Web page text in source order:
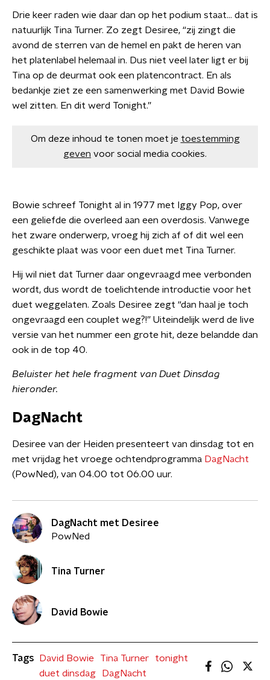
Drie keer raden wie daar dan op het podium staat… dat is
natuurlijk Tina Turner. Zo zegt Desiree, “zij zingt die
avond de sterren van de hemel en pakt de heren van
het platenlabel helemaal in. Dus niet veel later ligt er bij
Tina op de deurmat ook een platencontract. En als
bedankje ziet ze een samenwerking met David Bowie
wel zitten. En dit werd Tonight.”
Om deze inhoud te tonen moet je toestemming
geven voor social media cookies.
Bowie schreef Tonight al in 1977 met Iggy Pop, over
een geliefde die overleed aan een overdosis. Vanwege
het zware onderwerp, vroeg hij zich af of dit wel een
geschikte plaat was voor een duet met Tina Turner.
Hij wil niet dat Turner daar ongevraagd mee verbonden
wordt, dus wordt de toelichtende introductie voor het
duet weggelaten. Zoals Desiree zegt “dan haal je toch
ongevraagd een couplet weg?!” Uiteindelijk werd de live
versie van het nummer een grote hit, deze belandde dan
ook in de top 40.
Beluister het hele fragment van Duet Dinsdag
hieronder.
DagNacht
Desiree van der Heiden presenteert van dinsdag tot en
met vrijdag het vroege ochtendprogramma DagNacht
(PowNed), van 04.00 tot 06.00 uur.
DagNacht met Desiree
PowNed
Tina Turner
David Bowie
Tags David Bowie Tina Turner
tonight
duet dinsdag
DagNacht